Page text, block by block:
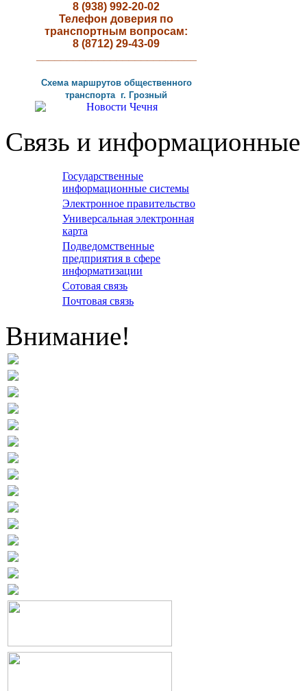
8 (938) 992-20-02
Телефон доверия по
транспортным вопросам:
8 (8712) 29-43-09
Схема маршрутов общественного
транспорта г. Грозный
Связь и информационные
Государственные
информационные системы
Электронное правительство
Универсальная электронная
карта
Подведомственные
предприятия в сфере
информатизации
Сотовая связь
Почтовая связь
Внимание!